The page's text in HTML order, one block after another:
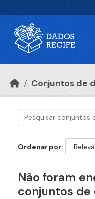
Conjuntos de
Ordenar por
Não foram
conjuntos de